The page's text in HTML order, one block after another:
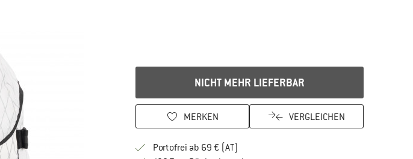
NICHT MEHR LIEFERBAR
MERKEN VERGLEICHEN
Portofrei ab 69 € (AT)